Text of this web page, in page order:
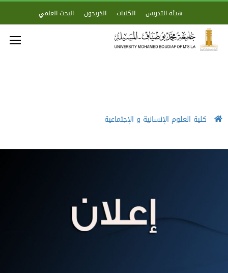
هيئة التدريس الكليات الخريجون البحث العلمي
كلية العلوم الإنسانية و الإجتماعية